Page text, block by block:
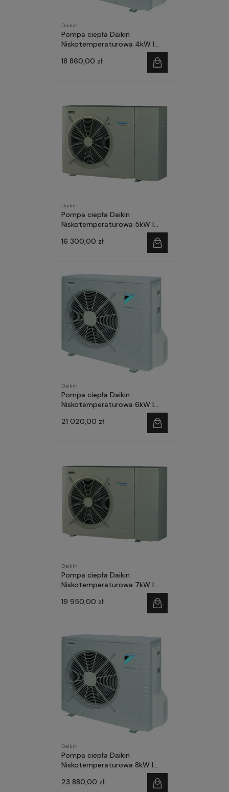
Daikin
Pompa ciepła Daikin
Niskotemperaturowa 4kW I
18 860,00 zł
Daikin
Pompa ciepła Daikin
Niskotemperaturowa 5kW I
16 300,00 zł
Daikin
Pompa ciepła Daikin
Niskotemperaturowa 6kW I
21 020,00 zł
Daikin
Pompa ciepła Daikin
Niskotemperaturowa 7kW I
19 950,00 zł
Daikin
Pompa ciepła Daikin
Niskotemperaturowa 8kW I
23 880,00 zł